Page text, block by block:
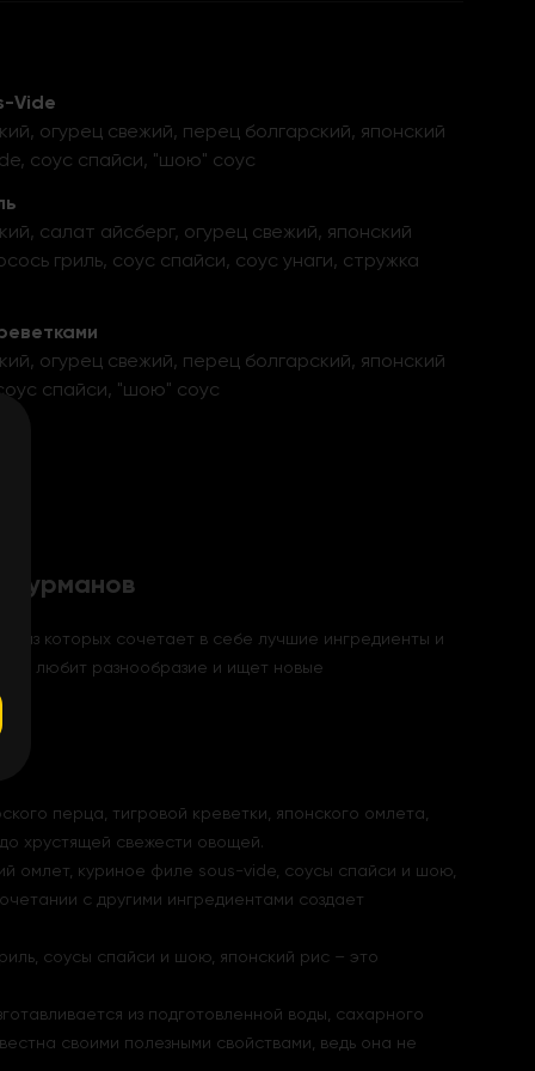
Vide
огурец свежий, перец болгарский, японский
соус спайси, "шою" соус
салат айсберг, огурец свежий, японский
гриль, соус спайси, соус унаги, стружка
огурец свежий, перец болгарский, японский
спайси, "шою" соус
гурманов
из которых сочетает в себе лучшие ингредиенты и
любит разнообразие и ищет новые
перца, тигровой креветки, японского омлета,
хрустящей свежести овощей.
омлет, куриное филе sous-vide, соусы спайси и шою,
с другими ингредиентами создает
соусы спайси и шою, японский рис – это
из подготовленной воды, сахарного
своими полезными свойствами, ведь она не